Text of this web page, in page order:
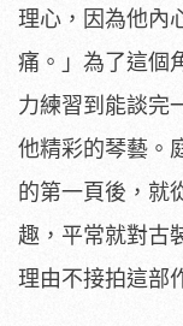
理心，因為他內
痛。」為了這個
力練習到能談完
他精彩的琴藝。
的第一頁後，就
趣，平常就對古
理由不接拍這部